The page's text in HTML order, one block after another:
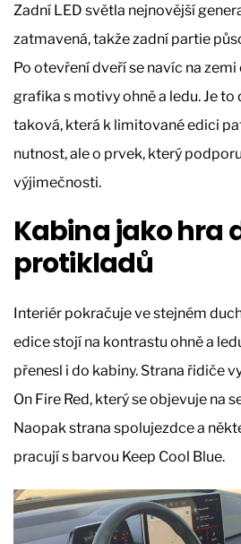
Zadní LED světla nejnovější
zatmavená, takže zadní partie
Po otevření dveří se navíc na
grafika s motivy ohně a ledu. Je
taková, která k limitované edici
nutnost, ale o prvek, který
výjimečnosti.
Kabina jako hra
protikladů
Interiér pokračuje ve stejném
edice stojí na kontrastu ohně a
přenesl i do kabiny. Strana řidiče
On Fire Red, který se objevuje na
Naopak strana spolujezdce a
pracují s barvou Keep Cool Blue.